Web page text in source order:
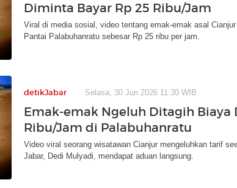
Diminta Bayar Rp 25 Ribu/Jam
Viral di media sosial, video tentang emak-emak asal
Pantai Palabuhanratu sebesar Rp 25 ribu per jam.
detikJabar Selasa, 30 Jun 2026 11:30 WIB
Emak-emak Ngeluh Ditagih Biaya
Ribu/Jam di Palabuhanratu
Video viral seorang wisatawan Cianjur mengeluhkan tarif
Jabar, Dedi Mulyadi, mendapat aduan langsung.